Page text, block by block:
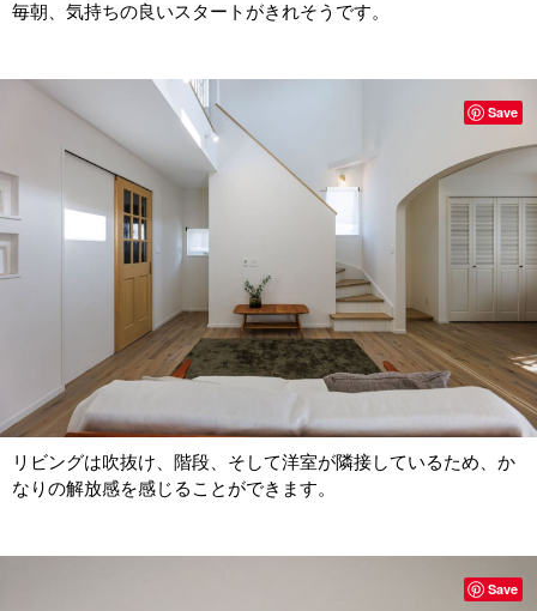
毎朝、気持ちの良いスタートがきれそうです。
リビングは吹抜け、階段、そして洋室が隣接しているため、か
なりの解放感を感じることができます。
Save
Save